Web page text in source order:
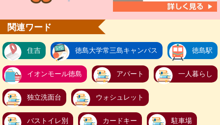
関連ワード
住吉 徳島大学常三島キャンパス 徳島駅
イオンモール徳島 アパート 一人暮らし
独立洗面台 ウォシュレット
バストイレ別 カードキー 駐車場